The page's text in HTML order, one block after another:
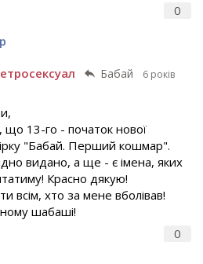
0
Бабай
6 років
0
що 13-го - початок нової
"Бабай. Перший кошмар".
видано, а ще - є імена, яких
Красно дякую!
всім, хто за мене вболівав!
шабаші!